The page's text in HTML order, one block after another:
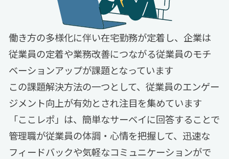
働き方の多様化に伴い在宅勤務が定着し、企業は
従業員の定着や業務改善につながる従業員のモチ
ベーションアップが課題となっています
この課題解決方法の一つとして、従業員のエンゲー
ジメント向上が有効とされ注目を集めています
「ここレポ」は、簡単なサーベイに回答することで
管理職が従業員の体調・心情を把握して、迅速な
フィードバックや気軽なコミュニケーションがで